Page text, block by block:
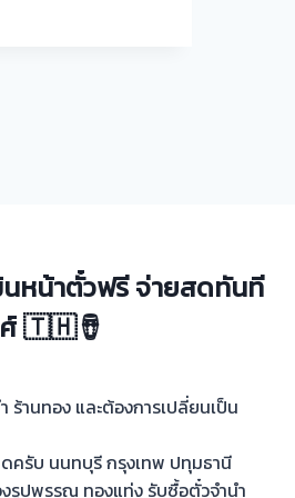
นหน้าตั๋วฟรี จ่ายสดทันที
ศ์ 🇹🇭🪘
ร้านทอง และต้องการเปลี่ยนเป็น
ครับ นนทบุรี กรุงเทพ ปทุมธานี
รูปพรรณ ทองแท่ง รับซื้อตั๋วจำนำ